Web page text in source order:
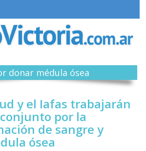
donar médula ósea
y el Iafas trabajarán
por la
de sangre y
ósea